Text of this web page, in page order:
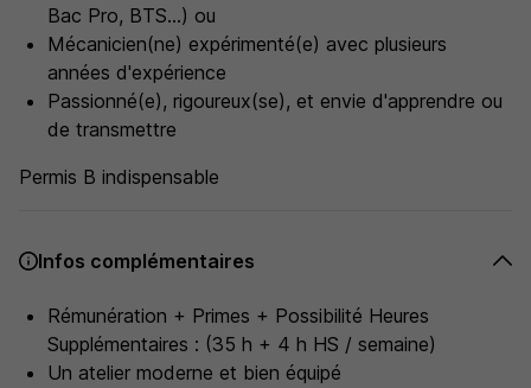
Bac Pro, BTS...) ou
Mécanicien(ne) expérimenté(e) avec plusieurs
années d'expérience
Passionné(e), rigoureux(se), et envie d'apprendre ou
de transmettre
Permis B indispensable
Infos complémentaires
Rémunération + Primes + Possibilité Heures
Supplémentaires : (35 h + 4 h HS / semaine)
Un atelier moderne et bien équipé